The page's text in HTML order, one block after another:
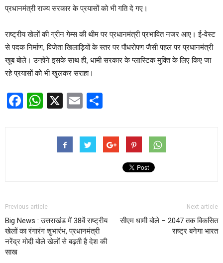
प्रधानमंत्री राज्य सरकार के प्रयासों को भी गति दे गए।
राष्ट्रीय खेलों की ग्रीन गेम्स की थीम पर प्रधानमंत्री प्रभावित नजर आए। ई-वेस्ट
से पदक निर्माण, विजेता खिलाड़ियों के स्तर पर पौधरोपण जैसी पहल पर प्रधानमंत्री
खूब बोले। उन्होंने इसके साथ ही, धामी सरकार के प्लास्टिक मुक्ति के लिए किए जा
रहे प्रयासों को भी खुलकर सराहा।
Facebook
WhatsApp
X Email
Previous article
Big News : उत्तराखंड में 38वें राष्ट्रीय
खेलों का रंगारंग शुभारंभ, प्रधानमंत्री
नरेंद्र मोदी बोले खेलों से बढ़ती है देश की
साख
Next article
सीएम धामी बोले – 2047 तक विकसित
राष्ट्र बनेगा भारत